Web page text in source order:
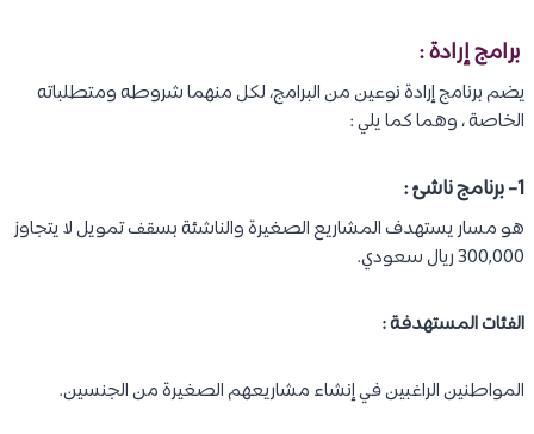
برامج إرادة :
يضم برنامج إرادة نوعين من البرامج، لكل منهما شروطه ومتطلباته
الخاصة ، وهما كما يلي :
1- برنامج ناشئ :
هو مسار يستهدف المشاريع الصغيرة والناشئة بسقف تمويل لا يتجاوز
300,000 ريال سعودي.
الفئات المستهدفة :
المواطنين الراغبين في إنشاء مشاريعهم الصغيرة من الجنسين.